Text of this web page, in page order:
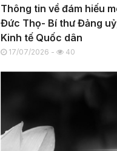
Thông tin về đám hiếu
Đức Thọ- Bí thư Đảng
Kinh tế Quốc dân
17/07/2026 - 40